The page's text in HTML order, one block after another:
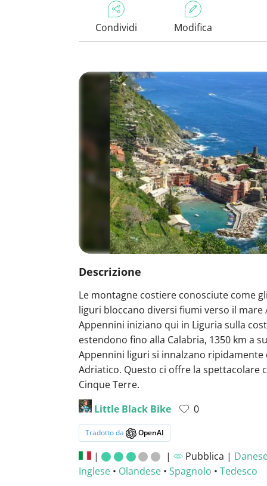
Condividi Modifica
Descrizione
Le montagne costiere conosciute come
liguri bloccano diversi fiumi verso il mare
Appennini iniziano qui in Liguria sulla
estendono fino alla Calabria, 1350 km a
Appennini liguri si innalzano ripidamente
Adriatico. Questo ci offre la spettacolare
Cinque Terre.
Little Black Bike
0
Tradotto da OpenAI
| | Pubblica |
Inglese • Olandese • Spagnolo • Tedesco